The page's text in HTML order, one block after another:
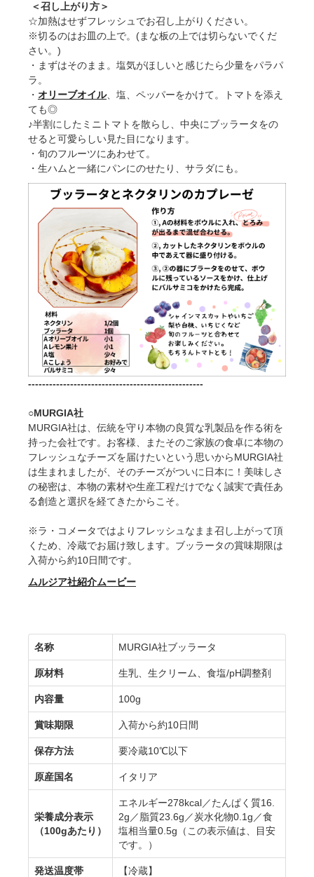
＜召し上がり方＞
☆加熱はせずフレッシュでお召し上がりください。
※切るのはお皿の上で。(まな板の上では切らないでくだ
さい。)
・まずはそのまま。塩気がほしいと感じたら少量をパラパ
ラ。
・ オリーブオイル、塩、ペッパーをかけて。トマトを添え
ても◎
♪半割にしたミニトマトを散らし、中央にブッラータをの
せると可愛らしい見た目になります。
・旬のフルーツにあわせて。
・生ハムと一緒にパンにのせたり、サラダにも。
--------------------------------------------------
○MURGIA社
MURGIA社は、伝統を守り本物の良質な乳製品を作る術を
持った会社です。お客様、またそのご家族の食卓に本物の
フレッシュなチーズを届けたいという思いからMURGIA社
は生まれましたが、そのチーズがついに日本に！美味しさ
の秘密は、本物の素材や生産工程だけでなく誠実で責任あ
る創造と選択を経てきたからこそ。
※ラ・コメータではよりフレッシュなまま召し上がって頂
くため、冷蔵でお届け致します。ブッラータの賞味期限は
入荷から約10日間です。
ムルジア社紹介ムービー
名称 MURGIA社ブッラータ
原材料 生乳、生クリーム、食塩/pH調整剤
内容量 100g
賞味期限 入荷から約10日間
保存方法 要冷蔵10℃以下
原産国名 イタリア
栄養成分表示
（100gあたり）
エネルギー278kcal／たんぱく質16.
2g／脂質23.6g／炭水化物0.1g／食
塩相当量0.5g（この表示値は、目安
です。）
発送温度帯 【冷蔵】